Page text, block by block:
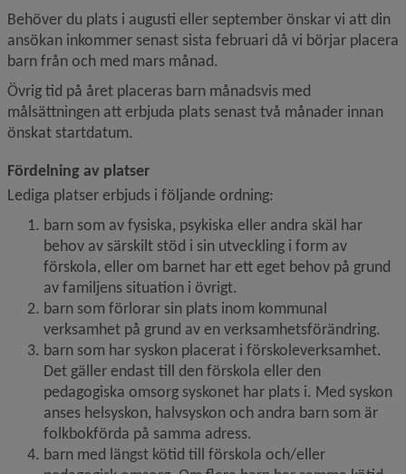
Behöver du plats i augusti eller september önskar vi att din
ansökan inkommer senast sista februari då vi börjar placera
barn från och med mars månad.
Övrig tid på året placeras barn månadsvis med
målsättningen att erbjuda plats senast två månader innan
önskat startdatum.
Fördelning av platser
Lediga platser erbjuds i följande ordning:
barn som av fysiska, psykiska eller andra skäl har
behov av särskilt stöd i sin utveckling i form av
förskola, eller om barnet har ett eget behov på grund
av familjens situation i övrigt.
barn som förlorar sin plats inom kommunal
verksamhet på grund av en verksamhetsförändring.
barn som har syskon placerat i förskoleverksamhet.
Det gäller endast till den förskola eller den
pedagogiska omsorg syskonet har plats i. Med syskon
anses helsyskon, halvsyskon och andra barn som är
folkbokförda på samma adress.
barn med längst kötid till förskola och/eller